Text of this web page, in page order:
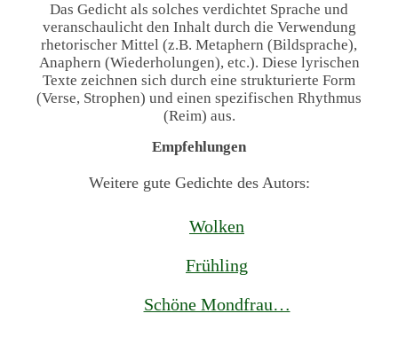
Das Gedicht als solches verdichtet Sprache und
veranschaulicht den Inhalt durch die Verwendung
rhetorischer Mittel (z.B. Metaphern (Bildsprache),
Anaphern (Wiederholungen), etc.). Diese lyrischen
Texte zeichnen sich durch eine strukturierte Form
(Verse, Strophen) und einen spezifischen Rhythmus
(Reim) aus.
Empfehlungen
Weitere gute Gedichte des Autors:
Wolken
Frühling
Schöne Mondfrau…